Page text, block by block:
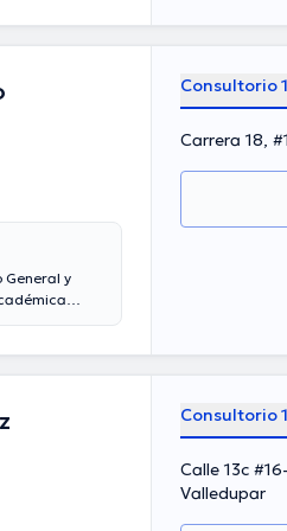
Cabe
General y
ámbito de
doctor
Consultorio 1
Carrera 18,
Consultorio 1
Calle 13c
Valledupar